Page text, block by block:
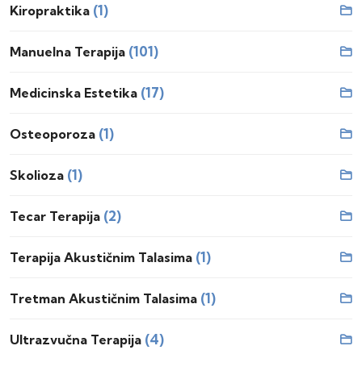
Kiropraktika (1)
Manuelna Terapija (101)
Medicinska Estetika (17)
Osteoporoza (1)
Skolioza (1)
Tecar Terapija (2)
Terapija Akustičnim Talasima (1)
Tretman Akustičnim Talasima (1)
Ultrazvučna Terapija (4)